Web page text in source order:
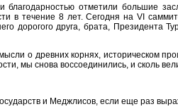
отметили большие
в течение 8 лет. Сегодня на VI
дорогого друга, брата,
о древних корнях, историческом
мы снова воссоединились, и сколь
и Меджлисов, если еще раз